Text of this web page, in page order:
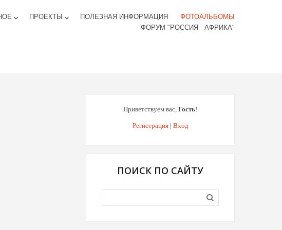
keyboard_arrow_down ПРОЕКТЫ keyboard_arrow_down ПОЛЕЗНАЯ ИНФОРМАЦИЯ
ФОТОАЛЬБОМЫ
ФОРУМ "РОССИЯ - АФРИКА"
Приветствуем вас, Гость!
Регистрация| Вход
ПОИСК ПО САЙТУ